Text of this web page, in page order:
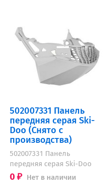
502007331 Панель
передняя серая Ski-
Doo (Снято с
производства)
502007331 Панель
передняя серая Ski-Doo
0 ₽ Нет в наличии